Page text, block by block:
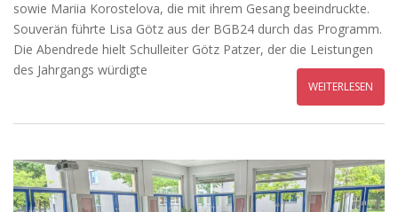
sowie Mariia Korostelova, die mit ihrem Gesang beeindruckte.
Souverän führte Lisa Götz aus der BGB24 durch das Programm.
Die Abendrede hielt Schulleiter Götz Patzer, der die Leistungen
des Jahrgangs würdigte
WEITERLESEN